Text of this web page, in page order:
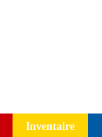
Inventaire